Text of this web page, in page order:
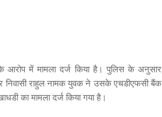
आरोप में मामला दर्ज किया है। पुलिस के अनुसार
निवासी राहुल नामक युवक ने उसके एचडीएफसी बैंक
का मामला दर्ज किया गया है।